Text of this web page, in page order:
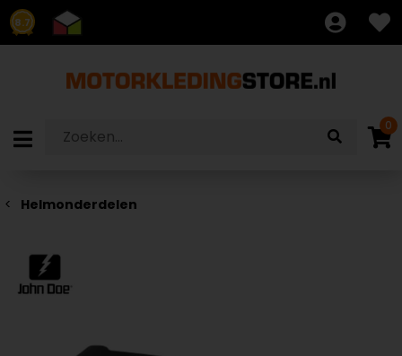
8.7
0
Helmonderdelen